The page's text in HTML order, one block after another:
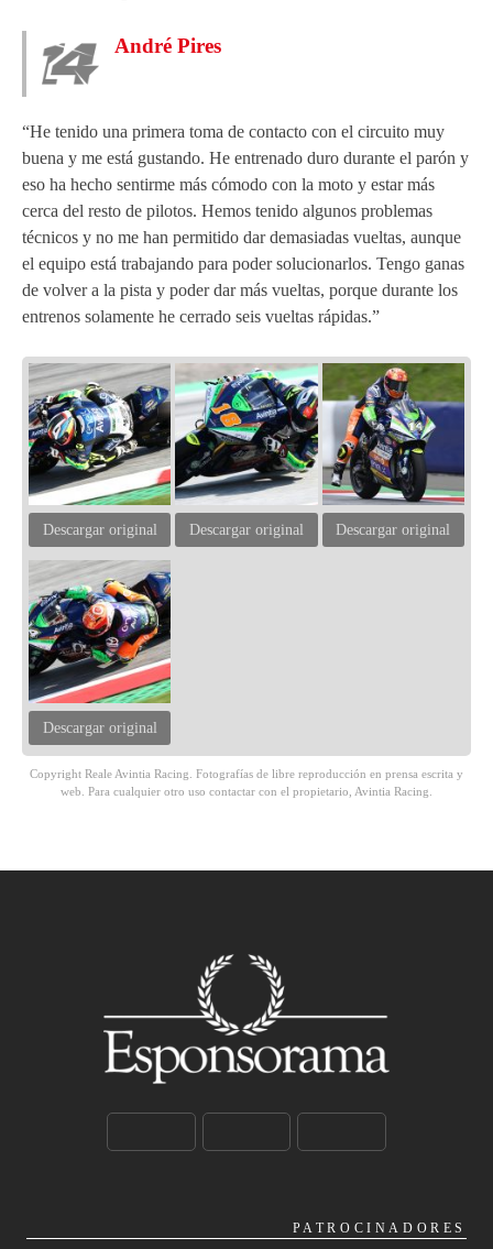
André Pires
“He tenido una primera toma de contacto con el circuito muy
buena y me está gustando. He entrenado duro durante el parón y
eso ha hecho sentirme más cómodo con la moto y estar más
cerca del resto de pilotos. Hemos tenido algunos problemas
técnicos y no me han permitido dar demasiadas vueltas, aunque
el equipo está trabajando para poder solucionarlos. Tengo ganas
de volver a la pista y poder dar más vueltas, porque durante los
entrenos solamente he cerrado seis vueltas rápidas.”
Descargar original Descargar original Descargar original
Descargar original
Copyright Reale Avintia Racing. Fotografías de libre reproducción en prensa escrita y
web. Para cualquier otro uso contactar con el propietario, Avintia Racing.
PATROCINADORES